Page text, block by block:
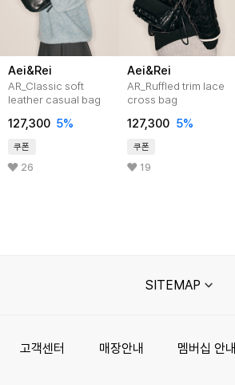
Aei&Rei
AR_Classic soft
leather casual bag
127,300 5%
쿠폰
26
Aei&Rei
AR_Ruffled trim lace
cross bag
127,300 5%
쿠폰
19
SITEMAP
고객센터 매장안내 멤버십 안내